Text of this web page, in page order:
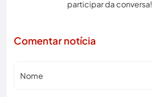
participar da conversa!
Comentar notícia
Nome